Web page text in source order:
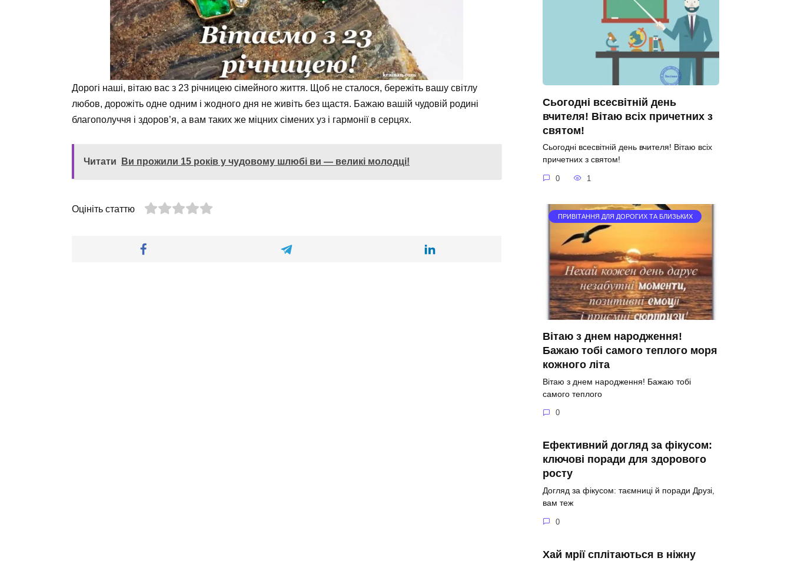
Дорогі наші, вітаю вас з 23 річницею сімейного життя. Щоб не сталося, бережіть вашу світлу
любов, дорожіть одне одним і жодного дня не живіть без щастя. Бажаю вашій чудовій родині
благополуччя і здоров’я, а вам таких же міцних сімених уз і гармонії в серцях.
Читати Ви прожили 15 років у чудовому шлюбі ви — великі молодці!
Оцініть статтю
Сьогодні всесвітній день
вчителя! Вітаю всіх причетних з
святом!
Сьогодні всесвітній день вчителя! Вітаю всіх
причетних з святом!
0 1
ПРИВІТАННЯ ДЛЯ ДОРОГИХ ТА БЛИЗЬКИХ
Вітаю з днем народження!
Бажаю тобі самого теплого моря
кожного літа
Вітаю з днем народження! Бажаю тобі
самого теплого
0
Ефективний догляд за фікусом:
ключові поради для здорового
росту
Догляд за фікусом: таємниці й поради Друзі,
вам теж
0
Хай мрії сплітаються в ніжну